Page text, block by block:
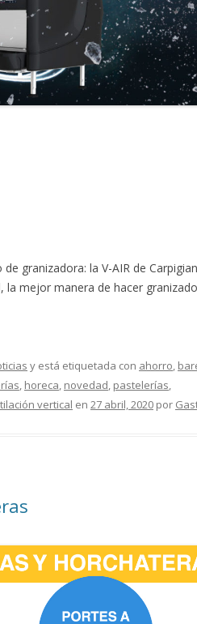
granizadora: la V-AIR de
mejor manera de hacer
y está etiquetada con ahorro
horeca novedad pastelerías
vertical en 27 abril, 2020 por